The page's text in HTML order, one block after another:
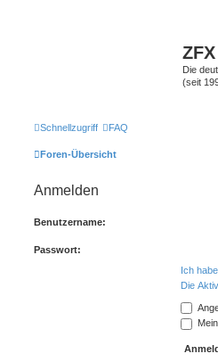
Die
(seit
Schnellzugriff FAQ
Foren-Übersicht
Anmelden
Benutzername:
Passwort:
Ich
Die